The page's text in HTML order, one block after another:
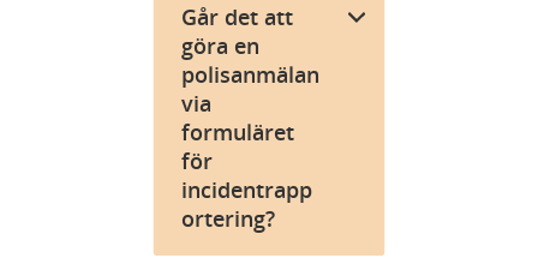
Går det att
göra en
polisanmälan
via
formuläret
för
incidentrapp
ortering?